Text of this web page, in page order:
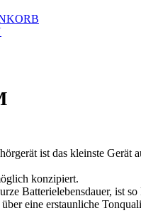
ist das kleinste Gerät
konzipiert.
Batterielebensdauer, ist
eine erstaunliche